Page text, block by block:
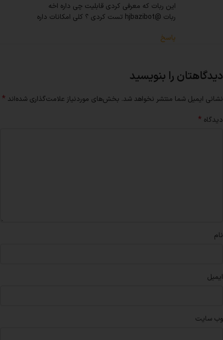
این ربات که معرفی کردی قابلیت چی داره اخه
ربات @hjbazibot تست کردی ؟ کلی امکانات داره
پاسخ
دیدگاهتان را بنویسید
نشانی ایمیل شما منتشر نخواهد شد. بخش‌های موردنیاز علامت‌گذاری شده‌اند *
دیدگاه *
نام
ایمیل
وب‌ سایت